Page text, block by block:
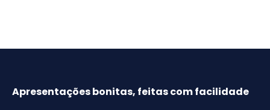
Apresentações bonitas, feitas com facilidade